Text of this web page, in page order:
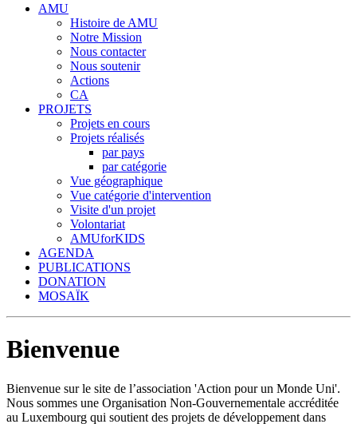
AMU
Histoire de AMU
Notre Mission
Nous contacter
Nous soutenir
Actions
CA
PROJETS
Projets en cours
Projets réalisés
par pays
par catégorie
Vue géographique
Vue catégorie d'intervention
Visite d'un projet
Volontariat
AMUforKIDS
AGENDA
PUBLICATIONS
DONATION
MOSAÏK
Bienvenue
Bienvenue sur le site de l’association 'Action pour un Monde Uni'.
Nous sommes une Organisation Non-Gouvernementale accréditée
au Luxembourg qui soutient des projets de développement dans